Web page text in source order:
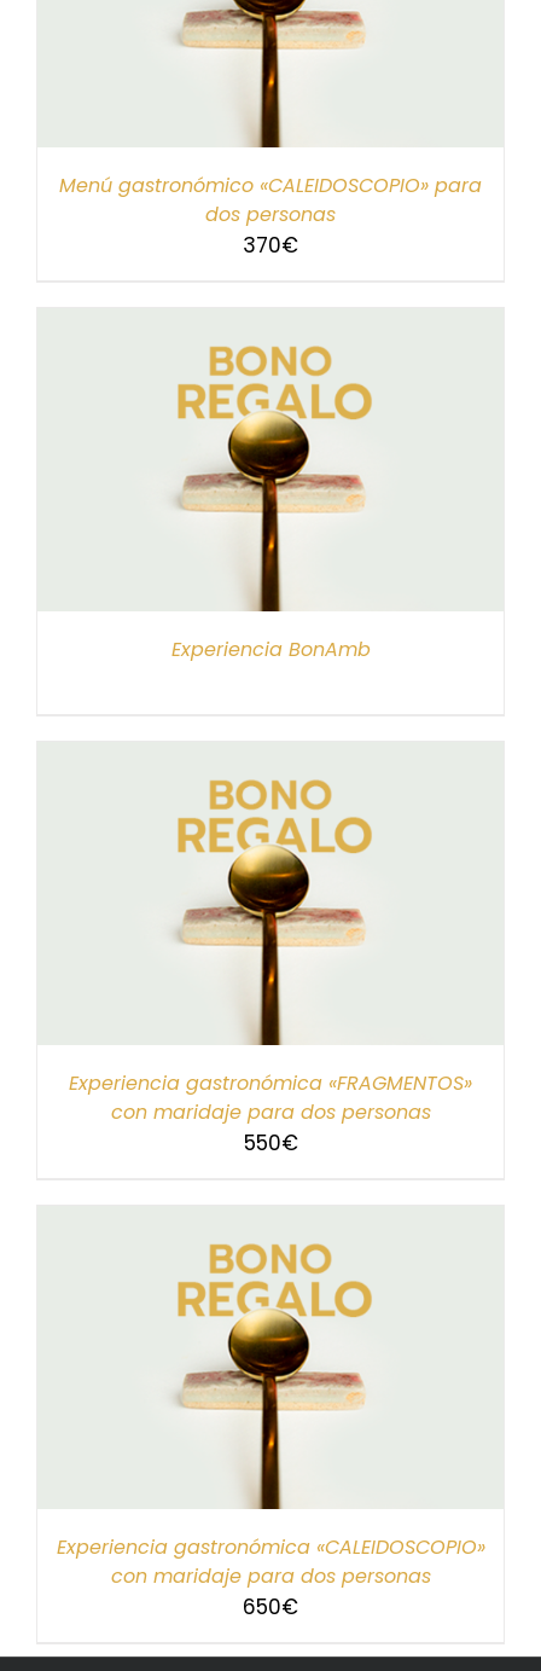
Menú gastronómico «CALEIDOSCOPIO» para
dos personas
370€
Experiencia BonAmb
Experiencia gastronómica «FRAGMENTOS»
con maridaje para dos personas
550€
Experiencia gastronómica «CALEIDOSCOPIO»
con maridaje para dos personas
650€